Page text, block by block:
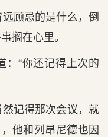
顾忌的是什么，倒
搁在心里。
：“你还记得上次的
记得那次会议，就
他和列昂尼德也因